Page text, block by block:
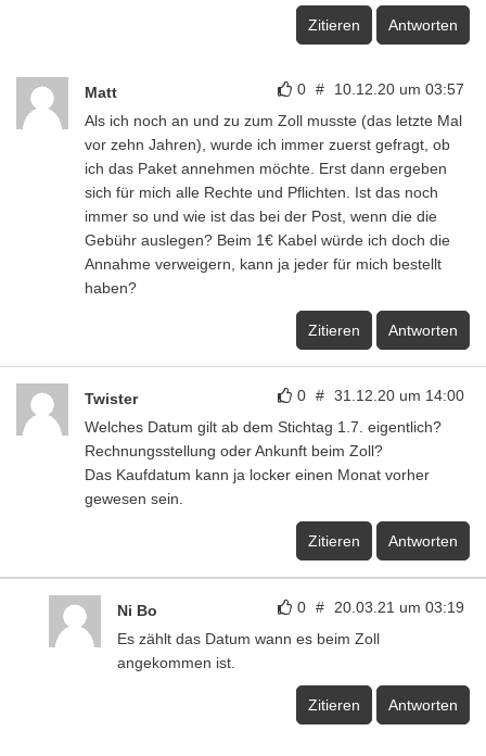
Zitieren Antworten
0 # 10.12.20 um 03:57
Matt
Als ich noch an und zu zum Zoll musste (das letzte Mal
vor zehn Jahren), wurde ich immer zuerst gefragt, ob
ich das Paket annehmen möchte. Erst dann ergeben
sich für mich alle Rechte und Pflichten. Ist das noch
immer so und wie ist das bei der Post, wenn die die
Gebühr auslegen? Beim 1€ Kabel würde ich doch die
Annahme verweigern, kann ja jeder für mich bestellt
haben?
Zitieren Antworten
0 # 31.12.20 um 14:00
Twister
Welches Datum gilt ab dem Stichtag 1.7. eigentlich?
Rechnungsstellung oder Ankunft beim Zoll?
Das Kaufdatum kann ja locker einen Monat vorher
gewesen sein.
Zitieren Antworten
0 # 20.03.21 um 03:19
Ni Bo
Es zählt das Datum wann es beim Zoll
angekommen ist.
Zitieren Antworten